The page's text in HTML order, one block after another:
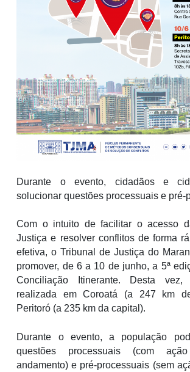
Durante o evento, cidadãos e
solucionar questões processuais e pré-
Com o intuito de facilitar o acesso
Justiça e resolver conflitos de forma
efetiva, o Tribunal de Justiça do
promover, de 6 a 10 de junho, a 5ª
Conciliação Itinerante. Desta
realizada em Coroatá (a 247 km
Peritoró (a 235 km da capital).
Durante o evento, a população
questões processuais (com
andamento) e pré-processuais (sem